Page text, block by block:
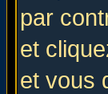
par
et
et vous